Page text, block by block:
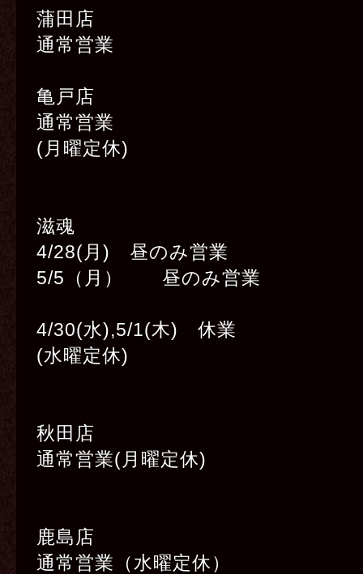
蒲田店
通常営業
亀戸店
通常営業
(月曜定休)
滋魂
4/28(月) 昼のみ営業
5/5（月） 昼のみ営業
4/30(水),5/1(木) 休業
(水曜定休)
秋田店
通常営業(月曜定休)
鹿島店
通常営業（水曜定休）